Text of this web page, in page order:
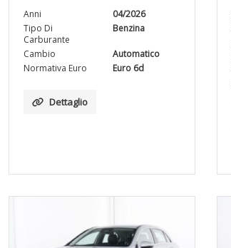
Anni
04/2026
Tipo Di
Carburante
Benzina
Cambio
Automatico
Normativa Euro
Euro 6d
Dettaglio